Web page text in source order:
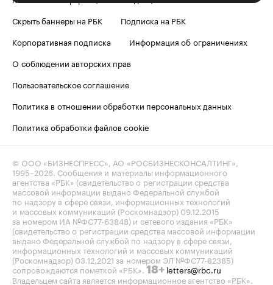
Скрыть баннеры на РБК
Подписка на РБК
Корпоративная подписка
Информация об ограничениях
О соблюдении авторских прав
Пользовательское соглашение
Политика в отношении обработки персональных данных
Политика обработки файлов cookie
© ООО «БИЗНЕСПРЕСС», АО «РОСБИЗНЕСКОНСАЛТИНГ»,
1995–2026 . Сообщения и материалы информационного
агентства «РБК» (свидетельство о регистрации средства
массовой информации выдано Федеральной службой
по надзору в сфере связи, информационных технологий
и массовых коммуникаций (Роскомнадзор) 09.12.2015
за номером ИА №ФС77-63848) и сетевого издания «РБК»
(свидетельство о регистрации средства массовой информации
выдано Федеральной службой по надзору в сфере связи,
информационных технологий и массовых коммуникаций
(Роскомнадзор) 03.12.2021 за номером ЭЛ №ФС77-82385)
сопровождаются пометкой «РБК». 18+ letters@rbc.ru
Владельцем сайта является информационное агентство «РБК».